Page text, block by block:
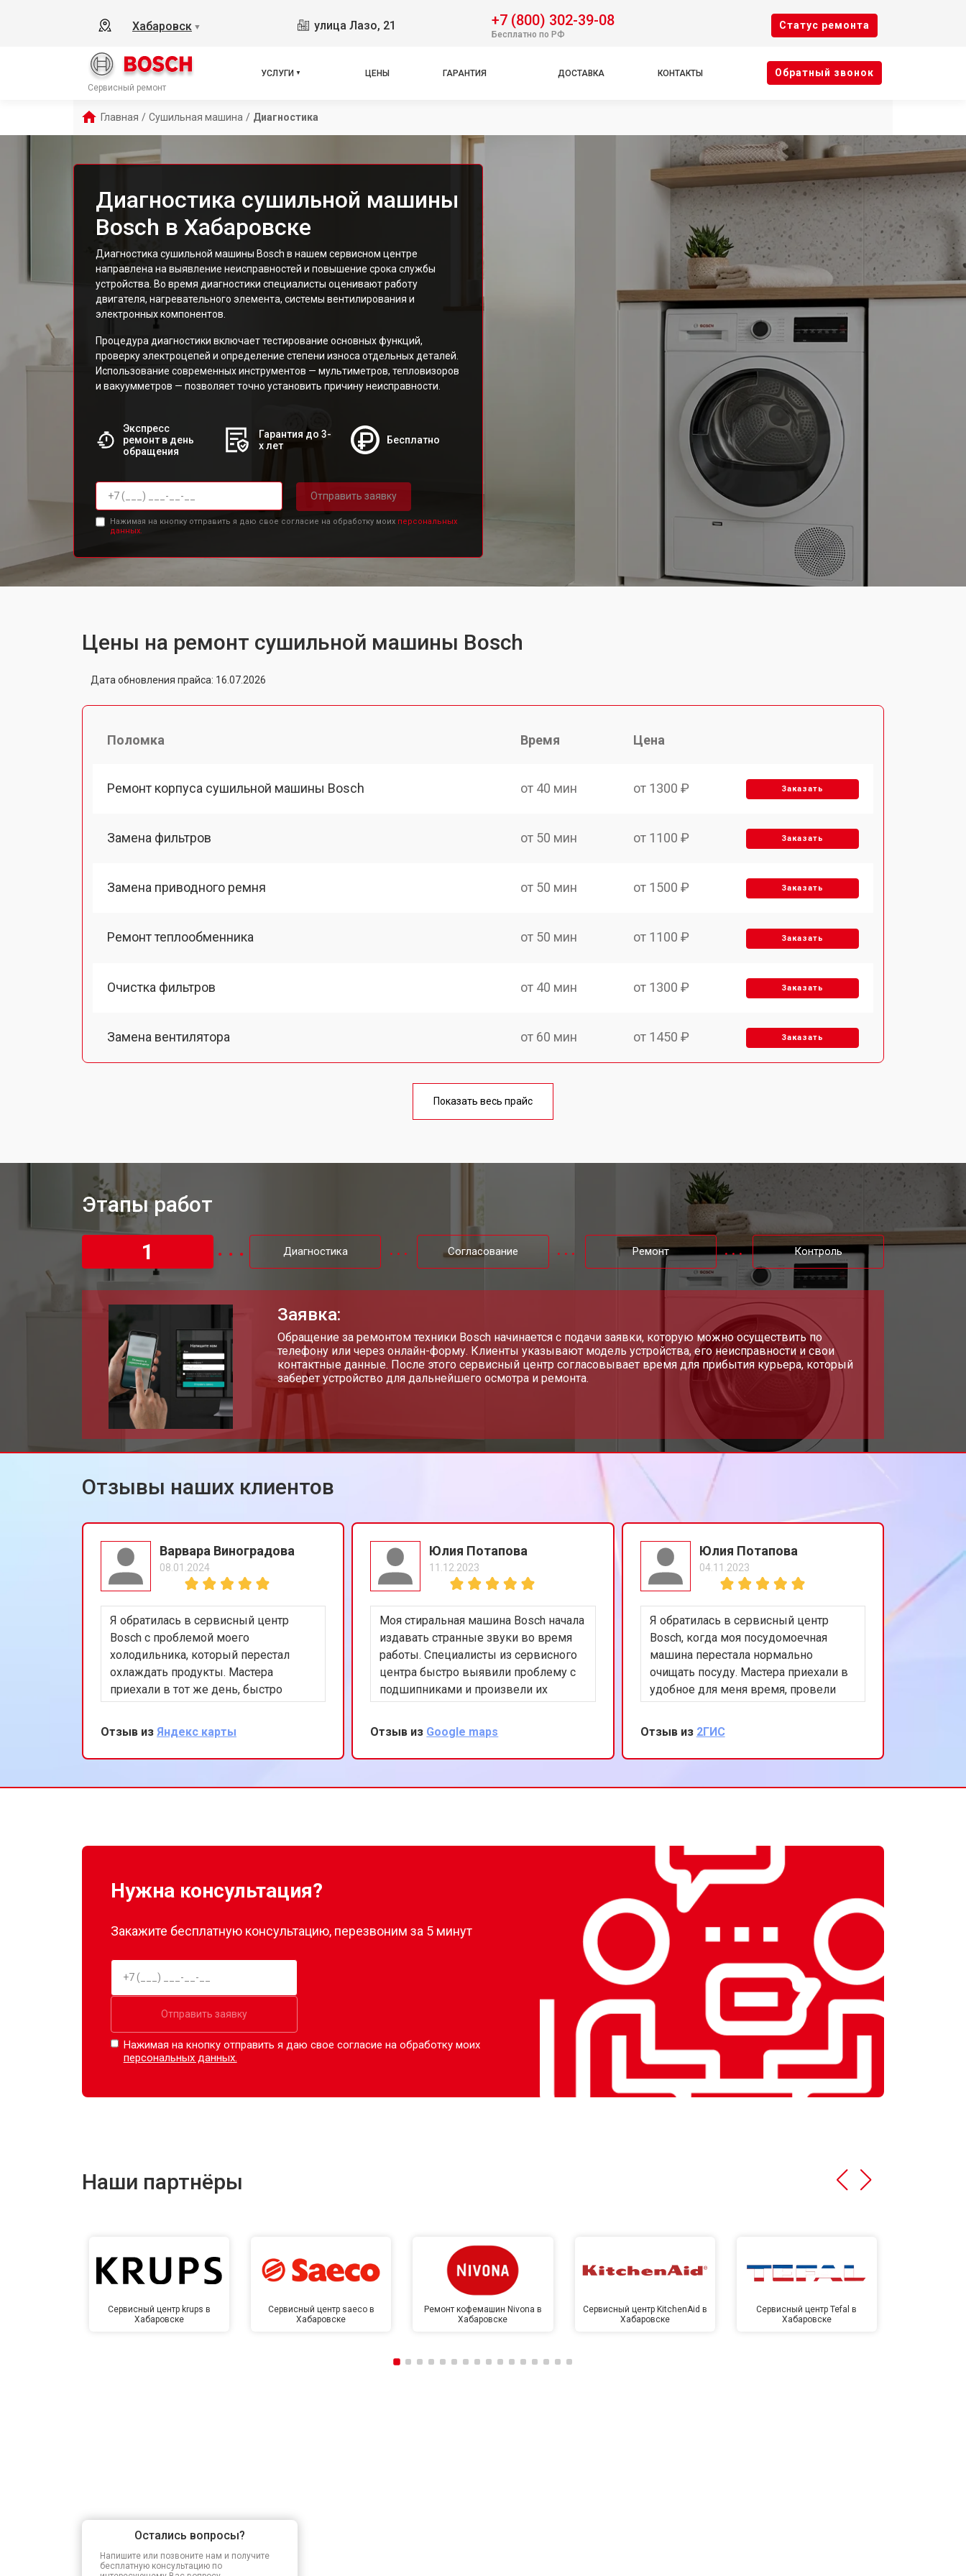
Хабаровск ▼ улица Лазо, 21 +7 (800) 302-39-08
Бесплатно по РФ
Cтатус ремонта
Сервисный ремонт
УСЛУГИ ЦЕНЫ ГАРАНТИЯ ДОСТАВКА КОНТАКТЫ Oбратный звонок
Главная / Сушильная машина / Диагностика
Диагностика сушильной машины
Bosch в Хабаровске
Диагностика сушильной машины Bosch в нашем сервисном центре
направлена на выявление неисправностей и повышение срока службы
устройства. Во время диагностики специалисты оценивают работу
двигателя, нагревательного элемента, системы вентилирования и
электронных компонентов.
Процедура диагностики включает тестирование основных функций,
проверку электроцепей и определение степени износа отдельных деталей.
Использование современных инструментов — мультиметров, тепловизоров
и вакуумметров — позволяет точно установить причину неисправности.
Экспресс
ремонт в день
обращения
Гарантия до 3-
х лет
Бесплатно
Отправить заявку
Нажимая на кнопку отправить я даю свое согласие на обработку моих персональных
данных.
Цены на ремонт сушильной машины Bosch
Дата обновления прайса: 16.07.2026
Поломка Время Цена
Ремонт корпуса сушильной машины Bosch от 40 мин от 1300 ₽ Заказать
Замена фильтров от 50 мин от 1100 ₽ Заказать
Замена приводного ремня от 50 мин от 1500 ₽ Заказать
Ремонт теплообменника от 50 мин от 1100 ₽ Заказать
Очистка фильтров от 40 мин от 1300 ₽ Заказать
Замена вентилятора от 60 мин от 1450 ₽ Заказать
от 40 мин
Ремонт проводки от 2500 ₽
Замена шнура питания от 60 мин от 1000 ₽ Заказать
Ремонт двигателя от 1600 ₽ Заказать
Ремонт блока управления от 70 мин от 2000 ₽ Заказать
Замена кнопок сушильной машины Bosch от 40 мин
Показать весь прайс
Этапы работ
1
Диагностика Согласование Ремонт Контроль
Заявка:
Обращение за ремонтом техники Bosch начинается с подачи заявки, которую можно осуществить по
телефону или через онлайн-форму. Клиенты указывают модель устройства, его неисправности и свои
контактные данные. После этого сервисный центр согласовывает время для прибытия курьера, который
заберет устройство для дальнейшего осмотра и ремонта.
Отзывы наших клиентов
Варвара Виноградова
08.01.2024
Я обратилась в сервисный центр
Bosch с проблемой моего
холодильника, который перестал
охлаждать продукты. Мастера
приехали в тот же день, быстро
нашли и устранили неисправность в
системе охлаждения. Я очень
довольна их оперативностью и
качеством работы. Спасибо за
холодильника!
Отзыв из Яндекс карты
Юлия Потапова
11.12.2023
Моя стиральная машина Bosch начала
издавать странные звуки во время
работы. Специалисты из сервисного
центра быстро выявили проблему с
подшипниками и произвели их
замену. Работа была выполнена
аккуратно и эффективно. Теперь
машина работает тихо и без
нареканий. Благодарю за ваш
Отзыв из Google maps
Юлия Потапова
04.11.2023
Я обратилась в сервисный центр
Bosch, когда моя посудомоечная
машина перестала нормально
очищать посуду. Мастера приехали в
удобное для меня время, провели
диагностику и заменили распылитель
воды. Теперь машина работает как
новая. Спасибо за вашу
внимательность и качественный
Отзыв из 2ГИС
Нужна консультация?
Закажите бесплатную консультацию, перезвоним за 5 минут
Отправить заявку
Нажимая на кнопку отправить я даю свое согласие на обработку моих
персональных данных.
Наши партнёры
Сервисный центр krups в
Хабаровске
Сервисный центр saeco в
Хабаровске
Ремонт кофемашин Nivona в
Хабаровске
Сервисный центр KitchenAid в
Хабаровске
Сервисный центр Tefal в
Хабаровске
Остались вопросы?
Напишите или позвоните нам и получите
бесплатную консультацию по